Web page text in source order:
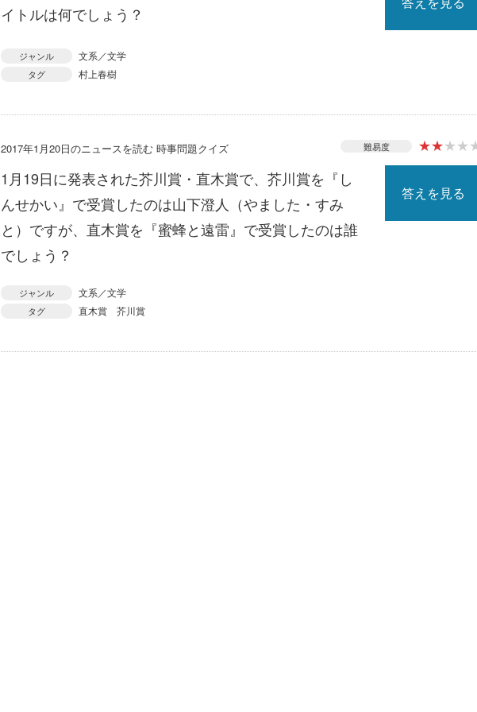
イトルは何でしょう？
ジャンル 文系／文学
タグ 村上春樹
2017年1月20日のニュースを読む 時事問題クイズ 難易度 ★★★★
1月19日に発表された芥川賞・直木賞で、芥川賞を『し
んせかい』で受賞したのは山下澄人（やました・すみ
と）ですが、直木賞を『蜜蜂と遠雷』で受賞したのは誰
でしょう？
答えを見る
ジャンル 文系／文学
タグ 直木賞 芥川賞